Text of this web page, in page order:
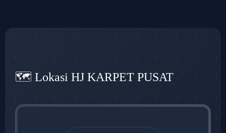
🗺️ Lokasi HJ KARPET PUSAT